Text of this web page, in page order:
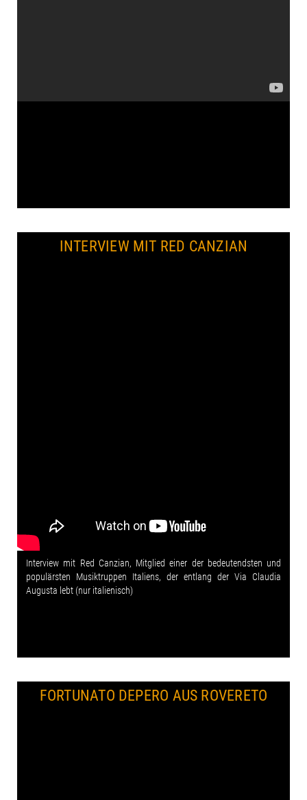
INTERVIEW MIT RED CANZIAN
Interview mit Red Canzian, Mitglied einer der bedeutendsten und
populärsten Musiktruppen Italiens, der entlang der Via Claudia
Augusta lebt (nur italienisch)
FORTUNATO DEPERO AUS ROVERETO